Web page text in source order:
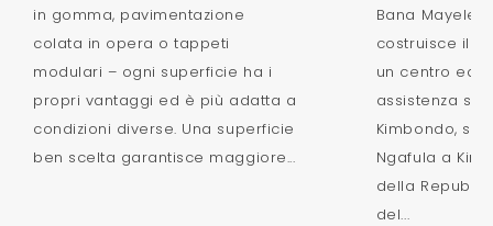
in gomma, pavimentazione
colata in opera o tappeti
modulari – ogni superficie ha i
propri vantaggi ed è più adatta a
condizioni diverse. Una superficie
ben scelta garantisce maggiore...
Bana Mayele
costruisce il
un centro
assistenza
Kimbondo,
Ngafula a
della
del...